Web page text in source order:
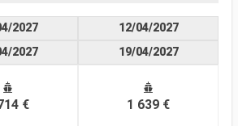
2027
2027
€
12/04/2027
19/04/2027
1 639 €